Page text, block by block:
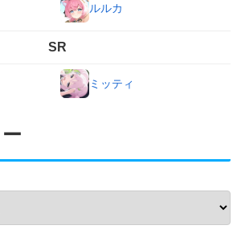
ルルカ
SR
ミッティ